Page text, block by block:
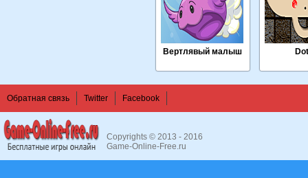
Вертлявый малыш
Обратная связь Twitter Facebook
Copyrights © 2013 - 2016
Game-Online-Free.ru